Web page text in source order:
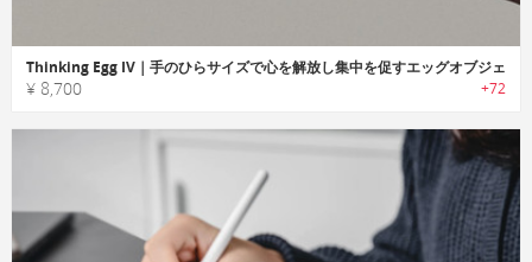
Thinking Egg IV｜手のひらサイズで心を解放し集中を促すエッグオブジェ
¥ 8,700 +72